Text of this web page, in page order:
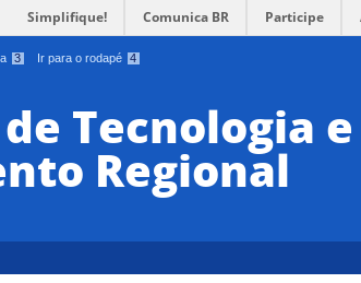
3 Ir para o rodapé 4
Simplifique! Comunica BR Participe
Tecnologia e
Regional